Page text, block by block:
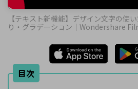
【テキスト新機能】デザイン文字の使
り・グラデーション｜Wondershare
目次